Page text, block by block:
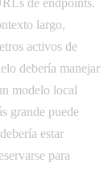
largo,
activos de
debería manejar
modelo local
grande puede
estar
para